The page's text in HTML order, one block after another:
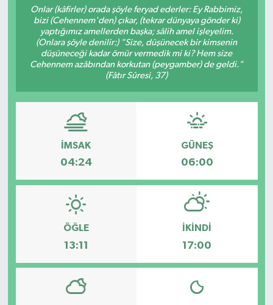
Onlar (kâfirler) orada şöyle feryad ederler: Ey Rabbimiz,
bizi (Cehennem'den) çıkar, (tekrar dünyaya gönder ki)
yaptığımız amellerden başka; sâlih amel işleyelim.
(Onlara şöyle denilir:) "Size, düşünecek bir kimsenin
düşüneceği kadar ömür vermedik mi ki? Hem size
Cehennem azâbından korkutan (peygamber) de geldi."
(Fâtır Sûresi, 37)
İMSAK
04:24
GÜNEŞ
06:00
ÖĞLE
13:11
İKINDI
17:00
RESMİ İLANLAR